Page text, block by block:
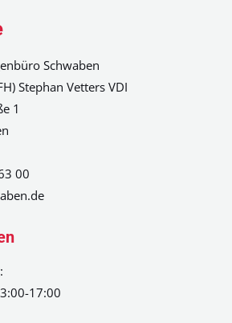
Schwaben
Stephan Vetters VDI
1
00
17:00